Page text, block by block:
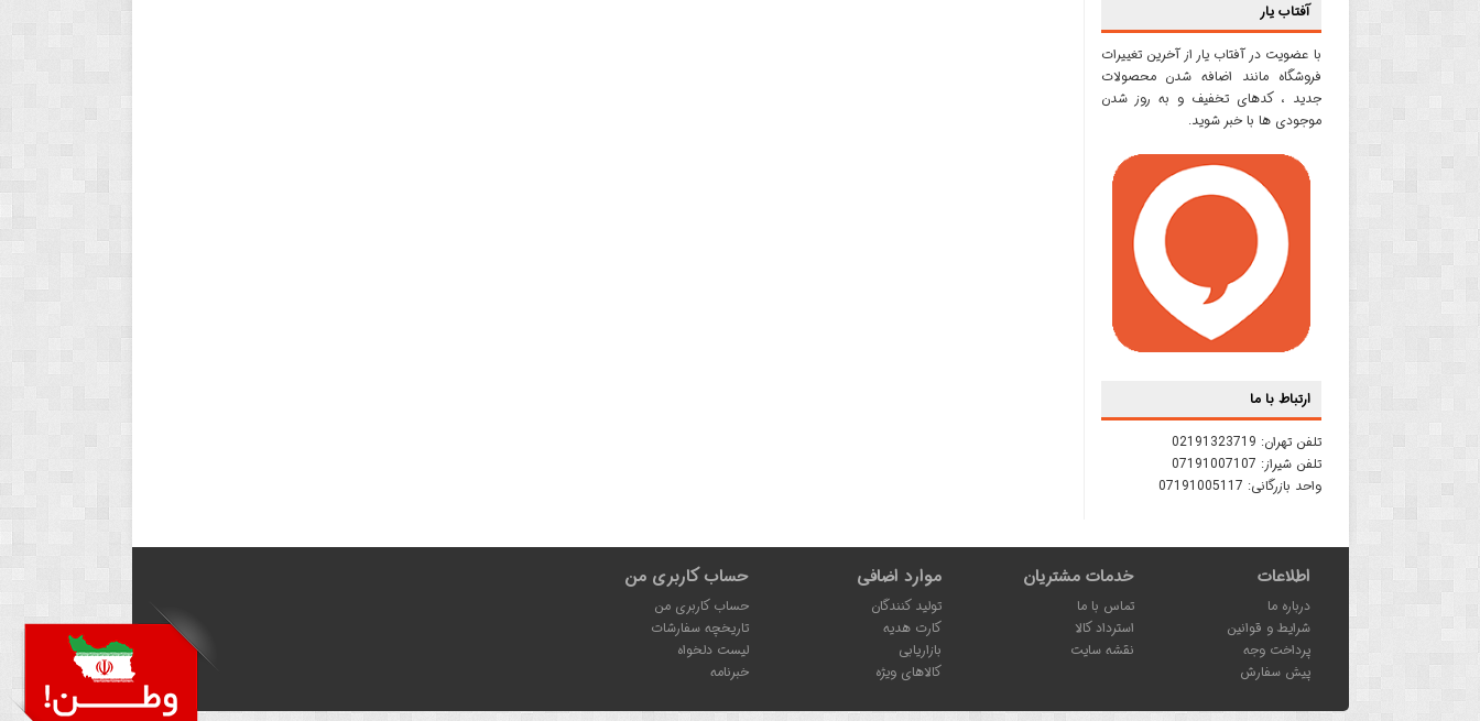
آفتاب یار
با عضویت در آفتاب یار از آخرین تغییرات
فروشگاه مانند اضافه شدن محصولات
جدید ، کدهای تخفیف و به روز شدن
موجودی ها با خبر شوید.
ارتباط با ما
تلفن تهران: 02191323719
تلفن شیراز: 07191007107
واحد بازرگانی: 07191005117
اطلاعات
درباره ما
شرایط و قوانین
پرداخت وجه
پیش سفارش
خدمات مشتریان
تماس با ما
استرداد کالا
نقشه سایت
موارد اضافی
تولید کنندگان
کارت هدیه
بازاریابی
کالاهای ویژه
حساب کاربری من
حساب کاربری من
تاریخچه سفارشات
لیست دلخواه
خبرنامه